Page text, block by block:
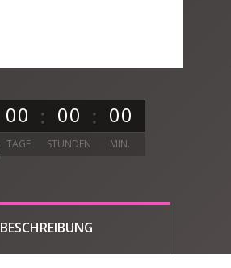
00 00 00
TAGE STUNDEN MIN.
BESCHREIBUNG